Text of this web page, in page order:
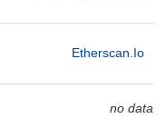
Etherscan.io
no data
。该代币主要用于交易费
，JEJE可能提供治理功